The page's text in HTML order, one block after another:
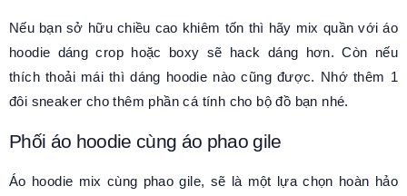
Nếu bạn sở hữu chiều cao khiêm tốn thì hãy mix quần với áo
hoodie dáng crop hoặc boxy sẽ hack dáng hơn. Còn nếu
thích thoải mái thì dáng hoodie nào cũng được. Nhớ thêm 1
đôi sneaker cho thêm phần cá tính cho bộ đồ bạn nhé.
Phối áo hoodie cùng áo phao gile
Áo hoodie mix cùng phao gile, sẽ là một lựa chọn hoàn hảo